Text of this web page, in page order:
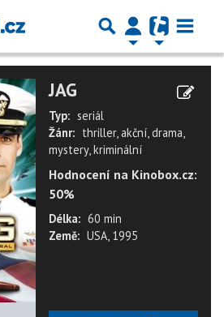
JAG
Typ: seriál
Žánr: thriller, akční, drama,
mystery, kriminální
Hodnocení na Kinobox.cz:
50%
Délka: 60 min
Země: USA, 1995